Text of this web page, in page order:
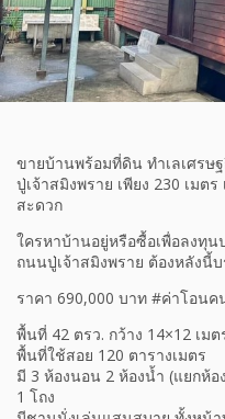
ขายบ้านพร้อมที่ดิน ทำเลเศรษ
ปู่เจ้าสมิงพราย เพียง 230 เมต
สะดวก
ใครหาบ้านอยู่หรือซื้อเพื่อลงทุน
ถนนปู่เจ้าสมิงพราย ต้องหลังนี้
ราคา 690,000 บาท #ค่าโอนค
พื้นที่ 42 ตรว. กว้าง 14×12 เมต
พื้นที่ใช้สอย 120 ตารางเมตร
มี 3 ห้องนอน 2 ห้องน้ำ (แยกห้อ
1 โถง